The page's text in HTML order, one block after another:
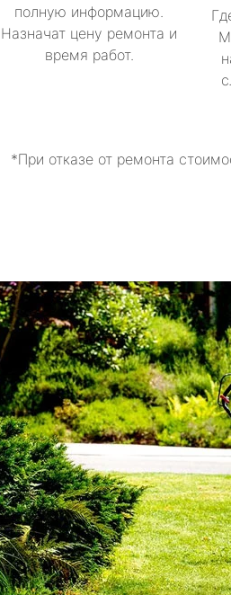
полную информацию.
Назначат цену ремонта и
время работ.
*При отказе от ремонта